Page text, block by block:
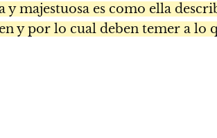
majestuosa es como ella
y por lo cual deben temer a lo